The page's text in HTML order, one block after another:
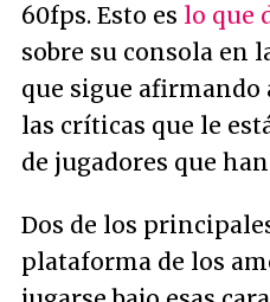
60fps. Esto es lo que
sobre su consola en
que sigue afirmando
las críticas que le
de jugadores que
Dos de los
plataforma de los